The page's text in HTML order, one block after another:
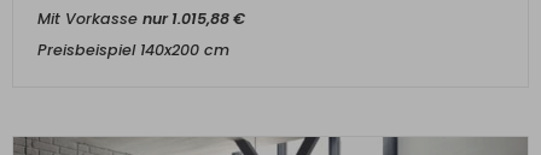
Mit Vorkasse nur1.015,88€
Preisbeispiel 140x200 cm